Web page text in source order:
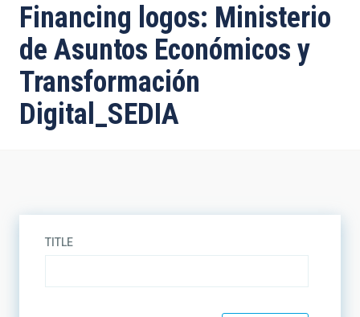
Financing logos: Ministerio
de Asuntos Económicos y
Transformación
Digital_SEDIA
TITLE